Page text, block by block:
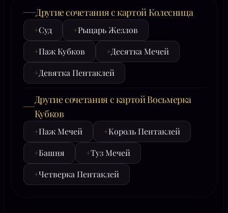
Другие сочетания с картой Колесница
+Суд +Рыцарь Жезлов
+Паж Кубков +Десятка Мечей
+Девятка Пентаклей
Другие сочетания с картой Восьмерка
Кубков
+Паж Мечей +Король Пентаклей
+Башня +Туз Мечей
+Четверка Пентаклей